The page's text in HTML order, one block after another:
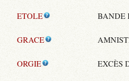
ETOLE BANDE
GRACE
ORGIE EXCÈS